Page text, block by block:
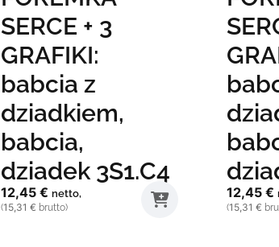
SERCE + 3
GRAFIKI:
babcia z
dziadkiem,
babcia,
dziadek 3S1.C4
12,45 € netto,
(15,31 € brutto)
12,45 €
(15,31 €